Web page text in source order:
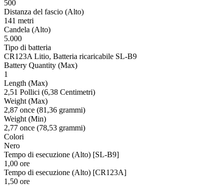
500
Distanza del fascio (Alto)
141 metri
Candela (Alto)
5.000
Tipo di batteria
CR123A Litio, Batteria ricaricabile SL-B9
Battery Quantity (Max)
1
Length (Max)
2,51 Pollici (6,38 Centimetri)
Weight (Max)
2,87 once (81,36 grammi)
Weight (Min)
2,77 once (78,53 grammi)
Colori
Nero
Tempo di esecuzione (Alto) [SL-B9]
1,00 ore
Tempo di esecuzione (Alto) [CR123A]
1,50 ore